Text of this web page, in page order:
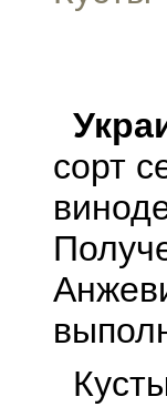
сорт